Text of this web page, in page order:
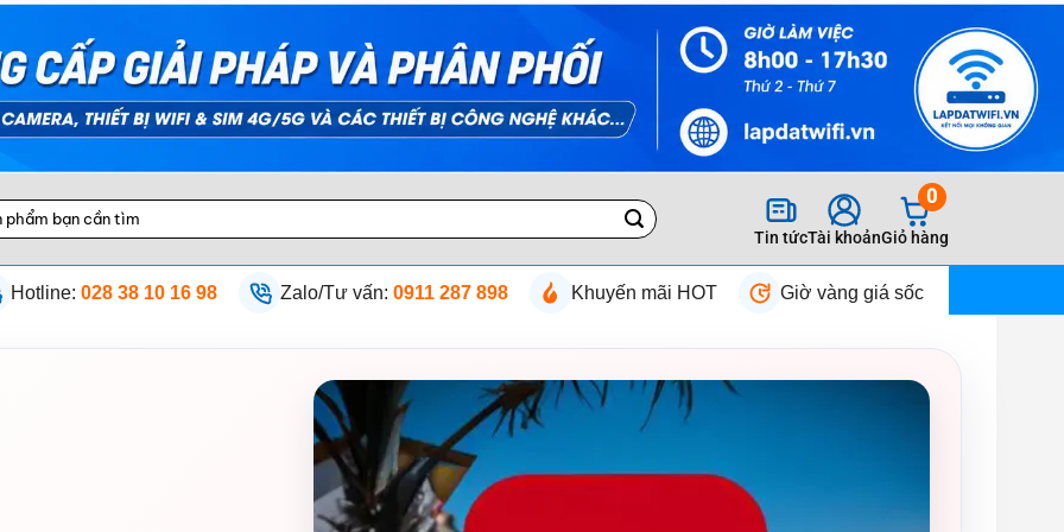
Tin tứcTài khoản
0
Giỏ hàng
Hotline: 028 38 10 16 98 Zalo/Tư vấn: 0911 287 898 Khuyến mãi HOT Giờ vàng giá sốc